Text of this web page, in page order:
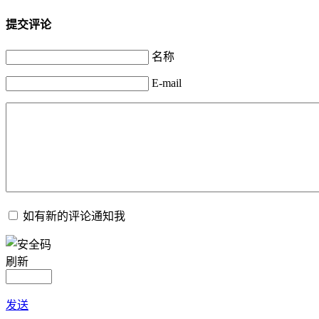
提交评论
名称
E-mail
如有新的评论通知我
刷新
发送